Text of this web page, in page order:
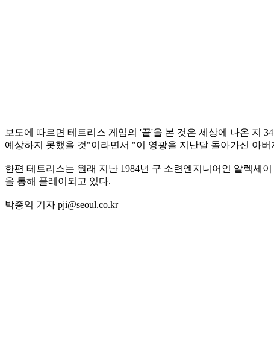
보도에 따르면 테트리스 게임의 '끝'을 본 것은 세상에 나온 지
예상하지 못했을 것"이라면서 "이 영광을 지난달 돌아가신 아
한편 테트리스는 원래 지난 1984년 구 소련엔지니어인 알렉세
을 통해 플레이되고 있다.
박종익 기자 pji@seoul.co.kr